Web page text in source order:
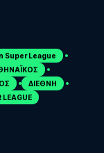
Super League
ΔΙΕΘΝΗ
LEAGUE